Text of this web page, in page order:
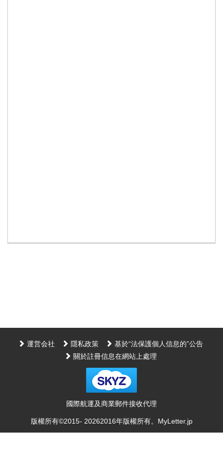
運営会社 隱私政策
基於“法保護個人信息的”公告
關於註冊信息在網站上處理
國際航運及商業郵件接收代理
版權所有©2015- 20262016年版權所有。 MyLetter.jp